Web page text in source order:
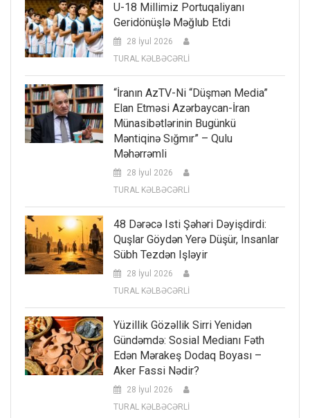
U-18 Millimiz Portuqaliyanı
Geridönüşlə Məğlub Etdi
28 İyul 2026
TURAL KƏLBƏCƏRLİ
“İranın AzTV-Ni “düşmən Media”
Elan Etməsi Azərbaycan-İran
Münasibətlərinin Bugünkü
Məntiqinə Sığmır” – Qulu
Məhərrəmli
28 İyul 2026
TURAL KƏLBƏCƏRLİ
48 Dərəcə Isti Şəhəri Dəyişdirdi:
Quşlar Göydən Yerə Düşür, Insanlar
Sübh Tezdən Işləyir
28 İyul 2026
TURAL KƏLBƏCƏRLİ
Yüzillik Gözəllik Sirri Yenidən
Gündəmdə: Sosial Medianı Fəth
Edən Mərakeş Dodaq Boyası –
Aker Fassi Nədir?
28 İyul 2026
TURAL KƏLBƏCƏRLİ